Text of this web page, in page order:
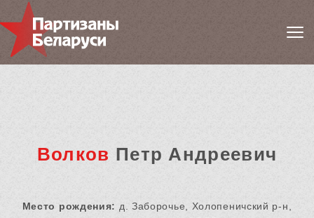
Волков Петр Андреевич
Место рождения: д. Заборочье, Холопеничский р-н,